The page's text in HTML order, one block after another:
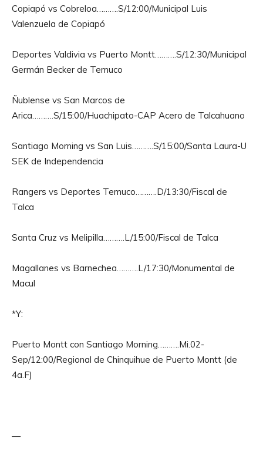
Copiapó vs Cobreloa……….S/12:00/Municipal Luis
Valenzuela de Copiapó
Deportes Valdivia vs Puerto Montt……….S/12:30/Municipal
Germán Becker de Temuco
Ñublense vs San Marcos de
Arica……….S/15:00/Huachipato-CAP Acero de Talcahuano
Santiago Morning vs San Luis……….S/15:00/Santa Laura-U
SEK de Independencia
Rangers vs Deportes Temuco……….D/13:30/Fiscal de
Talca
Santa Cruz vs Melipilla……….L/15:00/Fiscal de Talca
Magallanes vs Barnechea……….L/17:30/Monumental de
Macul
*Y:
Puerto Montt con Santiago Morning……….Mi.02-
Sep/12:00/Regional de Chinquihue de Puerto Montt (de
4a.F)
—